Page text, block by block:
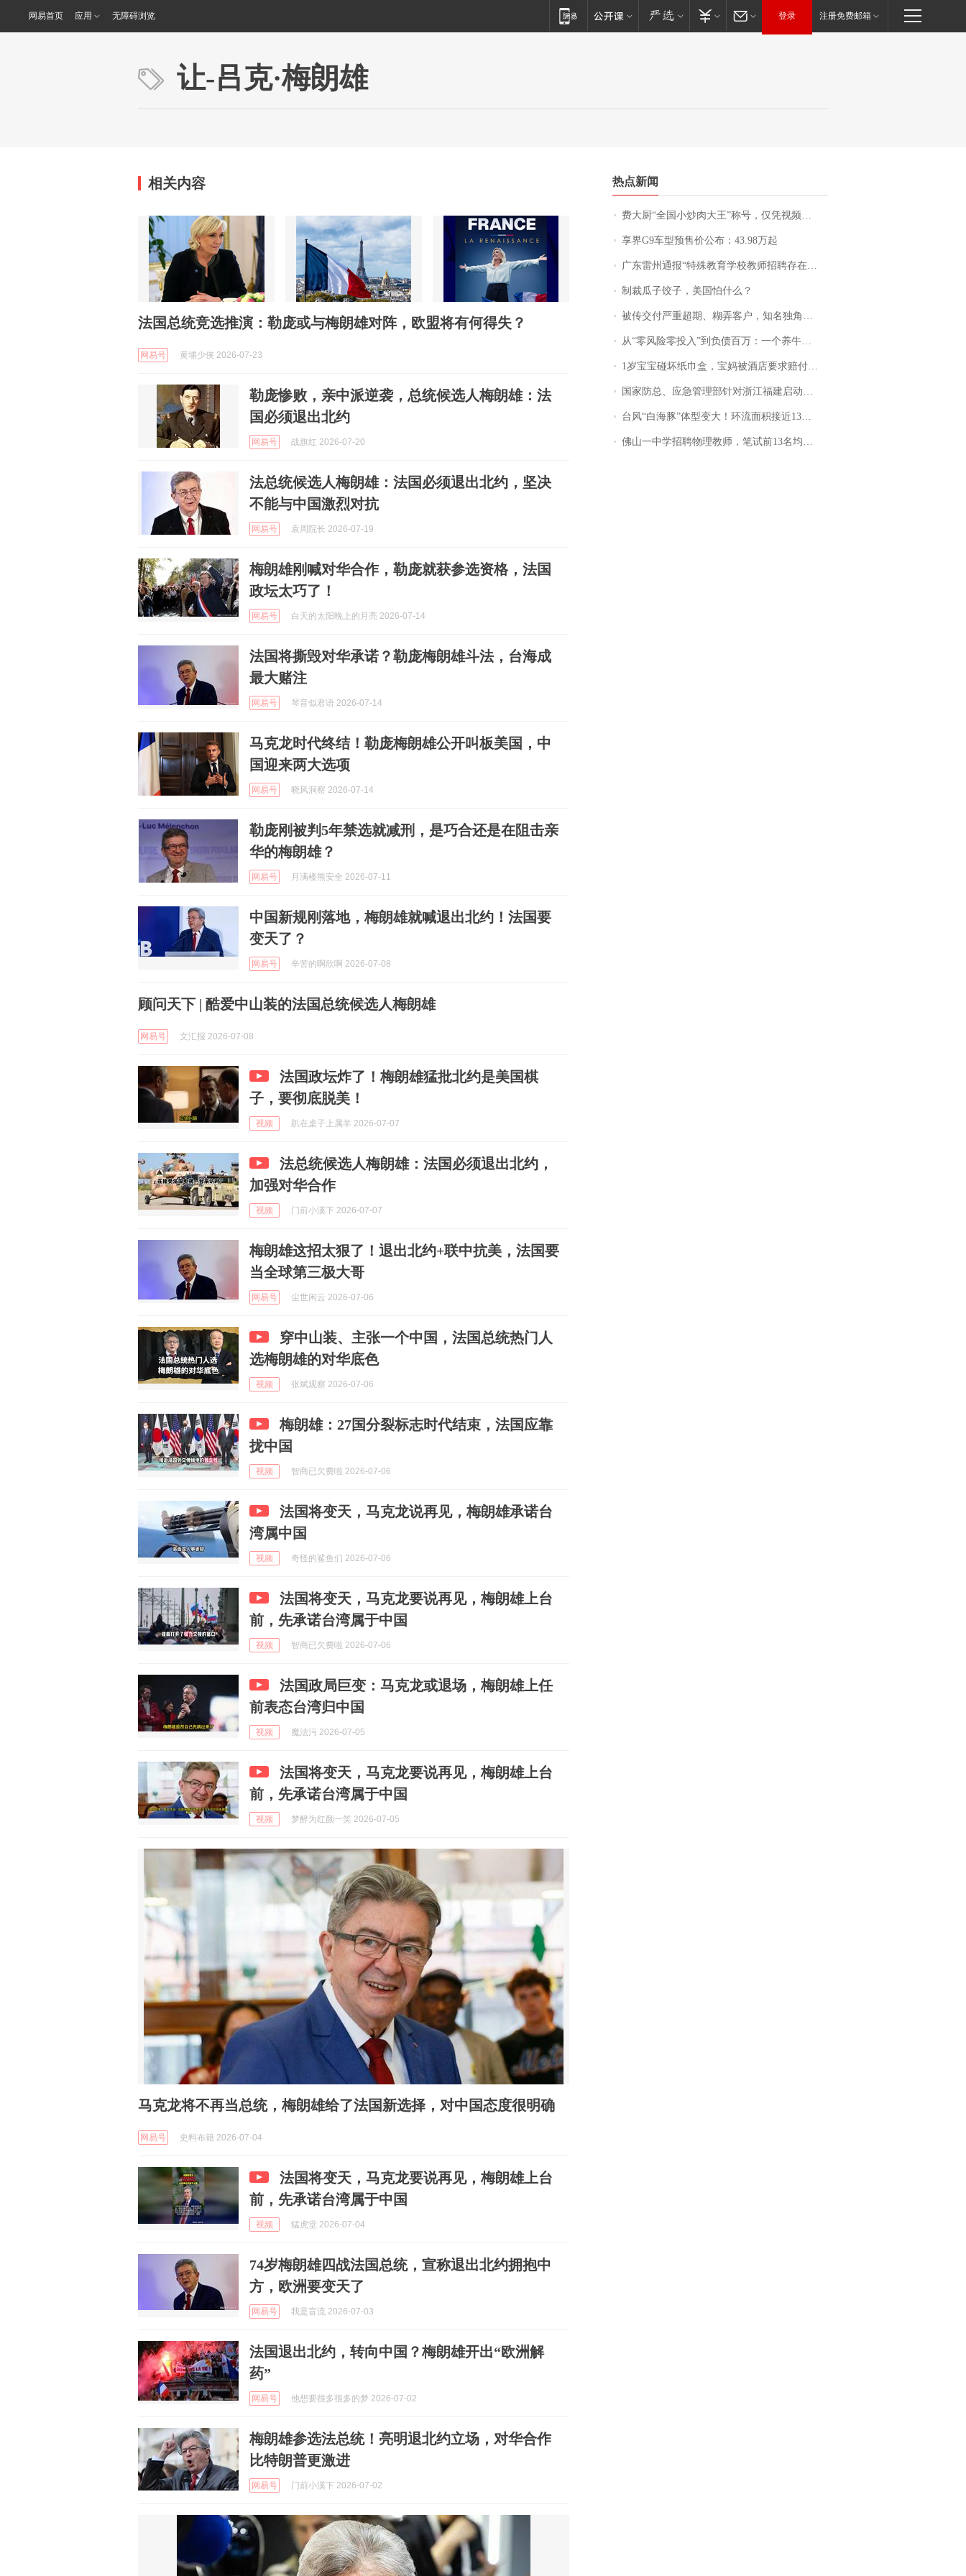
网易首页 应用 无障碍浏览 登录 注册免费邮箱
让-吕克·梅朗雄
相关内容
法国总统竞选推演：勒庞或与梅朗雄对阵，欧盟将有何得失？
网易号 黄埔少侠 2026-07-23
勒庞惨败，亲中派逆袭，总统候选人梅朗雄：法
国必须退出北约
网易号 战旗红 2026-07-20
法总统候选人梅朗雄：法国必须退出北约，坚决
不能与中国激烈对抗
网易号 袁周院长 2026-07-19
梅朗雄刚喊对华合作，勒庞就获参选资格，法国
政坛太巧了！
网易号 白天的太阳晚上的月亮 2026-07-14
法国将撕毁对华承诺？勒庞梅朗雄斗法，台海成
最大赌注
网易号 琴音似君语 2026-07-14
马克龙时代终结！勒庞梅朗雄公开叫板美国，中
国迎来两大选项
网易号 晓风洞察 2026-07-14
勒庞刚被判5年禁选就减刑，是巧合还是在阻击亲
华的梅朗雄？
网易号 月满楼熊安全 2026-07-11
中国新规刚落地，梅朗雄就喊退出北约！法国要
变天了？
网易号 辛苦的啊欣啊 2026-07-08
顾问天下 | 酷爱中山装的法国总统候选人梅朗雄
网易号 文汇报 2026-07-08
法国政坛炸了！梅朗雄猛批北约是美国棋
子，要彻底脱美！
视频 趴在桌子上属羊 2026-07-07
法总统候选人梅朗雄：法国必须退出北约，
加强对华合作
视频 门前小溪下 2026-07-07
梅朗雄这招太狠了！退出北约+联中抗美，法国要
当全球第三极大哥
网易号 尘世闲云 2026-07-06
穿中山装、主张一个中国，法国总统热门人
选梅朗雄的对华底色
视频 张斌观察 2026-07-06
梅朗雄：27国分裂标志时代结束，法国应靠
拢中国
视频 智商已欠费啦 2026-07-06
法国将变天，马克龙说再见，梅朗雄承诺台
湾属中国
视频 奇怪的鲨鱼们 2026-07-06
法国将变天，马克龙要说再见，梅朗雄上台
前，先承诺台湾属于中国
视频 智商已欠费啦 2026-07-06
法国政局巨变：马克龙或退场，梅朗雄上任
前表态台湾归中国
视频 魔法污 2026-07-05
法国将变天，马克龙要说再见，梅朗雄上台
前，先承诺台湾属于中国
视频 梦醉为红颜一笑 2026-07-05
马克龙将不再当总统，梅朗雄给了法国新选择，对中国态度很明确
网易号 史料布籍 2026-07-04
法国将变天，马克龙要说再见，梅朗雄上台
前，先承诺台湾属于中国
视频 猛虎堂 2026-07-04
74岁梅朗雄四战法国总统，宣称退出北约拥抱中
方，欧洲要变天了
网易号 我是盲流 2026-07-03
法国退出北约，转向中国？梅朗雄开出“欧洲解
药”
网易号 他想要很多很多的梦 2026-07-02
梅朗雄参选法总统！亮明退北约立场，对华合作
比特朗普更激进
网易号 门前小溪下 2026-07-02
热点新闻
费大厨“全国小炒肉大王”称号，仅凭视频评出？中国烹饪协会回应
享界G9车型预售价公布：43.98万起
广东雷州通报“特殊教育学校教师招聘存在违规行为”：已启动问责程序 副校长被停职
制裁瓜子饺子，美国怕什么？
被传交付严重超期、糊弄客户，知名独角兽车企创始人回应：都没证据，将依法采取措施，“本人长期与美国交管局保持沟通，对方表示肯定”
从“零风险零投入”到负债百万：一个养牛项目崩盘后，谁该为农户的贷款买单丨红星调查
1岁宝宝碰坏纸巾盒，宝妈被酒店要求赔付924元！三亚一酒店回复：骨瓷定制！网友一查价格，吵翻了
国家防总、应急管理部针对浙江福建启动防汛防台风四级应急响应
台风“白海豚”体型变大！环流面积接近13个浙江那么大
佛山一中学招聘物理教师，笔试前13名均遭淘汰？教育局：已叫停招聘，成立调查组全面核查